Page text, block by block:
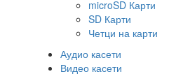
microSD Карти
SD Карти
Четци на карти
Аудио касети
Видео касети